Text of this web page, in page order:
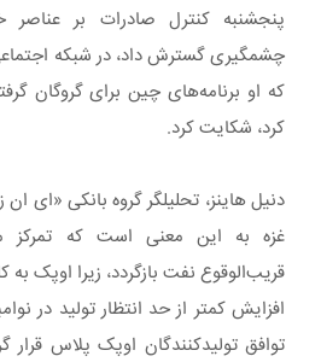
پنجشنبه کنترل صادرات بر
چشمگیری گسترش داد، در شبکه
که او برنامه‌های چین برای گروگان
کرد، شکایت کرد.
دنیل هاینز، تحلیلگر گروه بانکی
غزه به این معنی است که تمرکز
قریب‌الوقوع نفت بازگردد، زیرا اوپک
افزایش کمتر از حد انتظار تولید در
توافق تولیدکنندگان اوپک پلاس قرار